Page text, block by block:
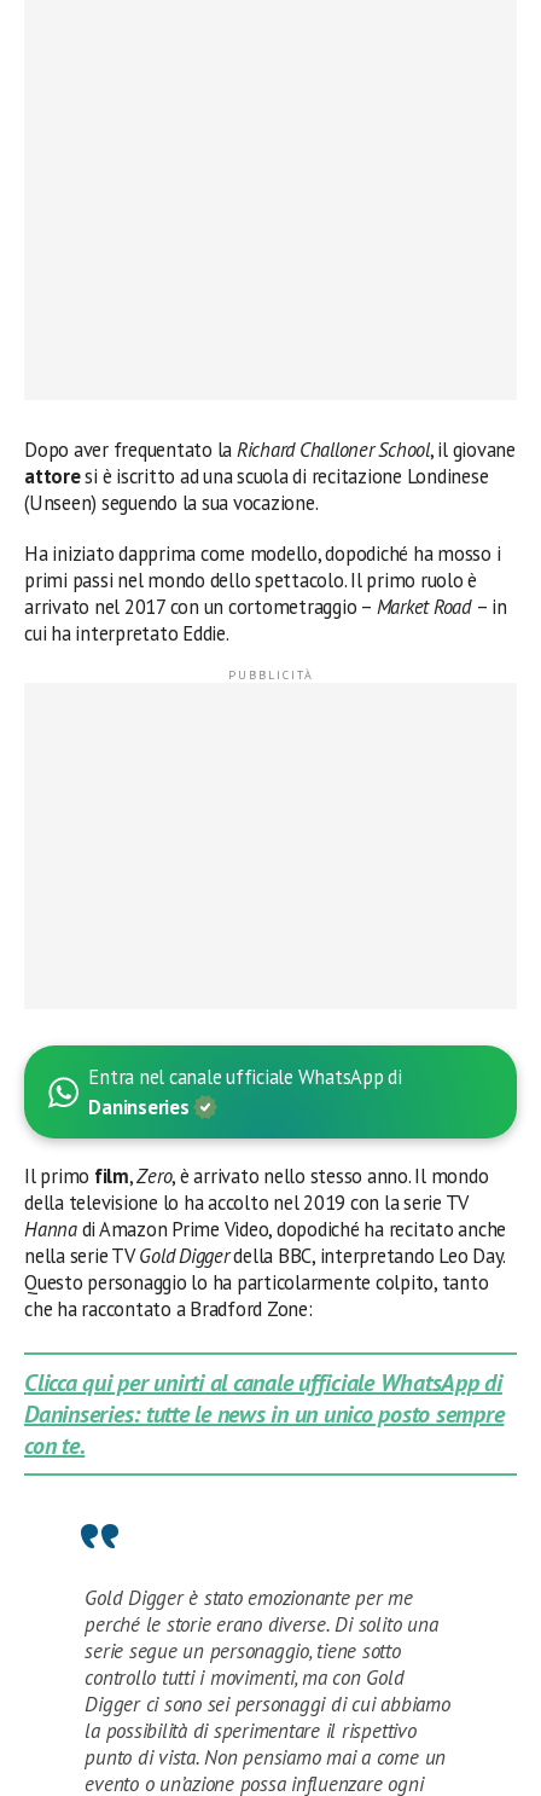
Dopo aver frequentato laRichard Challoner School, il giovane
attoresi è iscritto ad una scuola di recitazione Londinese
(Unseen) seguendo la sua vocazione.
Ha iniziato dapprima come modello, dopodiché ha mosso i
primi passi nel mondo dello spettacolo. Il primo ruolo è
arrivato nel 2017 con un cortometraggio – Market Road – in
cui ha interpretato Eddie.
Entra nel canale ufficiale WhatsApp di
Daninseries
Il primo film,Zero, è arrivato nello stesso anno. Il mondo
della televisione lo ha accolto nel 2019 con la serie TV
Hannadi Amazon Prime Video, dopodiché ha recitato anche
nella serie TVGold Diggerdella BBC, interpretando Leo Day.
Questo personaggio lo ha particolarmente colpito, tanto
che ha raccontato a Bradford Zone:
Clicca qui per unirti al canale ufficiale WhatsApp di
Daninseries: tutte le news in un unico posto sempre
con te.
Gold Digger è stato emozionante per me
perché le storie erano diverse. Di solito una
serie segue un personaggio, tiene sotto
controllo tutti i movimenti, ma con Gold
Digger ci sono sei personaggi di cui abbiamo
la possibilità di sperimentare il rispettivo
punto di vista. Non pensiamo mai a come un
evento o un’azione possa influenzare ogni